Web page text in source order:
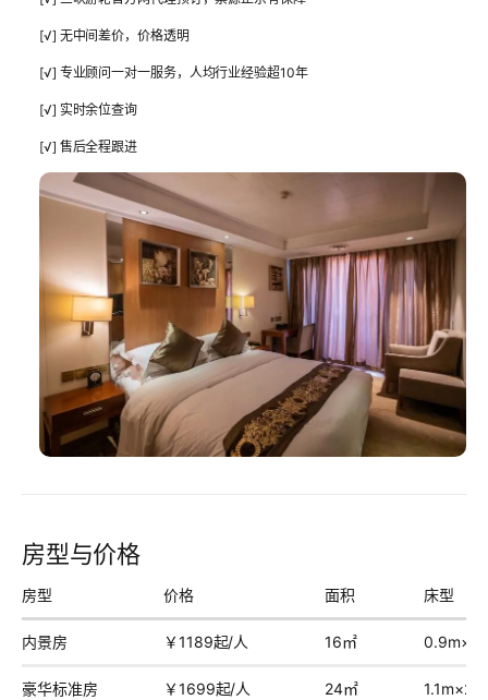
[√] 无中间差价，价格透明
[√] 专业顾问一对一服务，人均行业经验超10年
[√] 实时余位查询
[√] 售后全程跟进
房型与价格
房型 价格 面积 床型
内景房 ￥1189起/人 16㎡ 0.9m×2
豪华标准房 ￥1699起/人 24㎡ 1.1m×2张